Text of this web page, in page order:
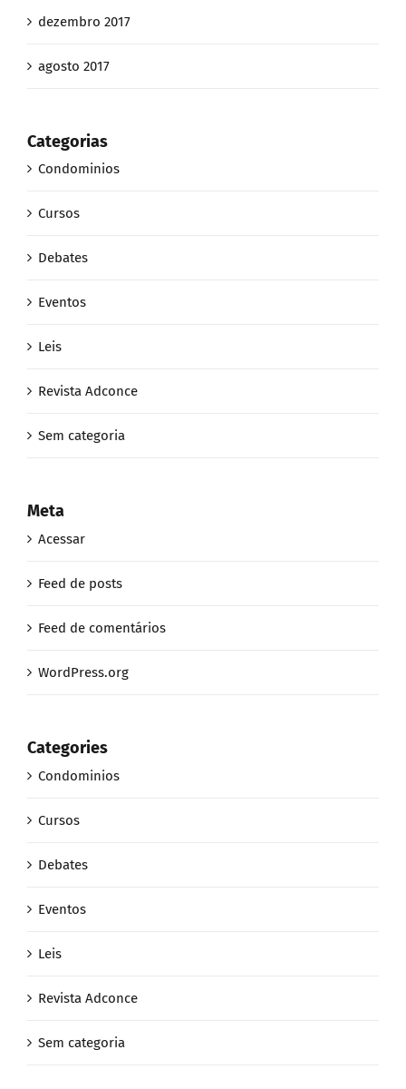
dezembro 2017
agosto 2017
Categorias
Condominios
Cursos
Debates
Eventos
Leis
Revista Adconce
Sem categoria
Meta
Acessar
Feed de posts
Feed de comentários
WordPress.org
Categories
Condominios
Cursos
Debates
Eventos
Leis
Revista Adconce
Sem categoria